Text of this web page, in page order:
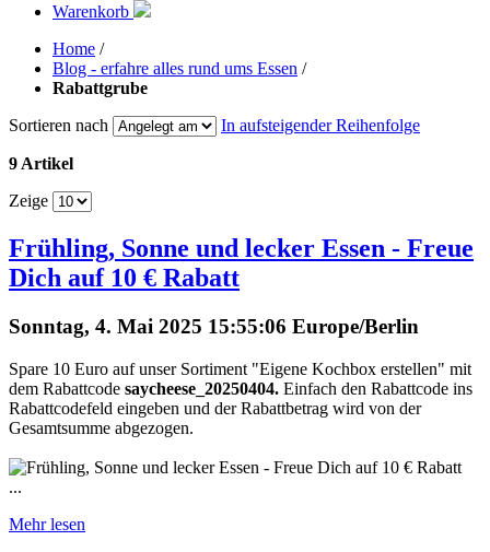
Warenkorb
Home /
Blog - erfahre alles rund ums Essen /
Rabattgrube
Sortieren nach
In aufsteigender Reihenfolge
9 Artikel
Zeige
Frühling, Sonne und lecker Essen - Freue
Dich auf 10 € Rabatt
Sonntag, 4. Mai 2025 15:55:06 Europe/Berlin
Spare 10 Euro auf unser Sortiment "Eigene Kochbox erstellen" mit
dem Rabattcode saycheese_20250404. Einfach den Rabattcode ins
Rabattcodefeld eingeben und der Rabattbetrag wird von der
Gesamtsumme abgezogen.
...
Mehr lesen